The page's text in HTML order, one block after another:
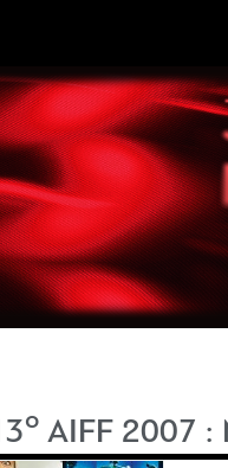
o AIFF 2007 :